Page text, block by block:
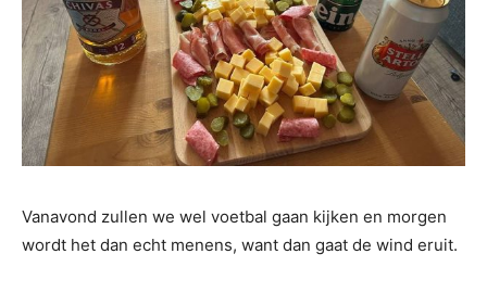
Vanavond zullen we wel voetbal gaan kijken en morgen
wordt het dan echt menens, want dan gaat de wind eruit.